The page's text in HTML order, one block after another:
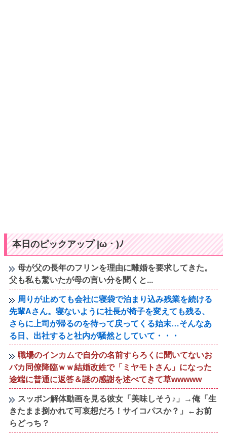
本日のピックアップ |ω・)ﾉ
母が父の長年のフリンを理由に離婚を要求してきた。
父も私も驚いたが母の言い分を聞くと...
周りが止めても会社に寝袋で泊まり込み残業を続ける
先輩Aさん。寝ないように社長が椅子を変えても残る、
さらに上司が帰るのを待って戻ってくる始末…そんなあ
る日、出社すると社内が騒然としていて・・・
職場のインカムで自分の名前すらろくに聞いてないお
バカ同僚降臨ｗｗ結婚改姓で「ミヤモトさん」になった
途端に普通に返答＆謎の感謝を述べてきて草wwwww
スッポン解体動画を見る彼女「美味しそう♪」→俺「生
きたまま捌かれて可哀想だろ！サイコパスか？」←お前
らどっち？